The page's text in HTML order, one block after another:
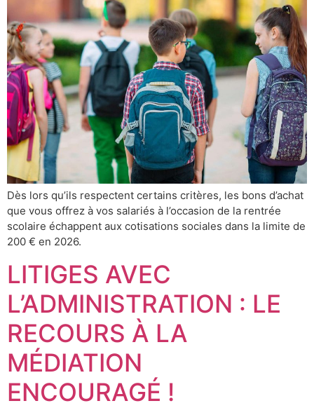
Dès lors qu’ils respectent certains critères, les bons d’achat
que vous offrez à vos salariés à l’occasion de la rentrée
scolaire échappent aux cotisations sociales dans la limite de
200 € en 2026.
LITIGES AVEC
L’ADMINISTRATION : LE
RECOURS À LA
MÉDIATION
ENCOURAGÉ !